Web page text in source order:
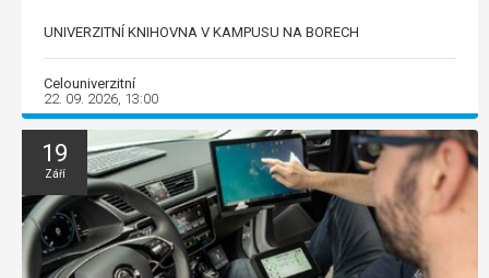
UNIVERZITNÍ KNIHOVNA V KAMPUSU NA BORECH
Celouniverzitní
22. 09. 2026, 13:00
19
Září